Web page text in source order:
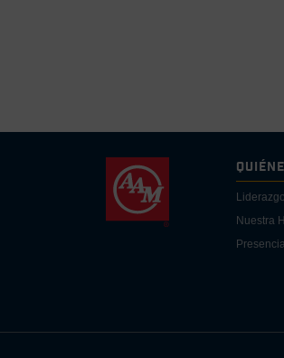
Liderazgo
Nuestra